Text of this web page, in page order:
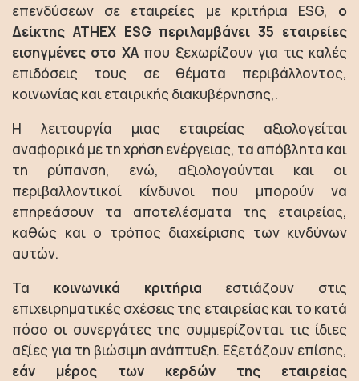
επενδύσεων σε εταιρείες με κριτήρια ESG, ο
Δείκτης ATHEX ESG περιλαμβάνει 35 εταιρείες
εισηγμένες στο ΧΑπου ξεχωρίζουν για τις καλές
επιδόσεις τους σε θέματα περιβάλλοντος,
κοινωνίας και εταιρικής διακυβέρνησης,.
Η λειτουργία μιας εταιρείας αξιολογείται
αναφορικά με τη χρήση ενέργειας, τα απόβλητα και
τη ρύπανση, ενώ, αξιολογούνται και οι
περιβαλλοντικοί κίνδυνοι που μπορούν να
επηρεάσουν τα αποτελέσματα της εταιρείας,
καθώς και ο τρόπος διαχείρισης των κινδύνων
αυτών.
Τα κοινωνικά κριτήρια εστιάζουν στις
επιχειρηματικές σχέσεις της εταιρείας και το κατά
πόσο οι συνεργάτες της συμμερίζονται τις ίδιες
αξίες για τη βιώσιμη ανάπτυξη. Εξετάζουν επίσης,
εάν μέρος των κερδών της εταιρείας